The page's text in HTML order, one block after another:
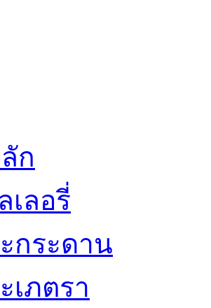
ก
เลอรี่
กระดาน
เภตรา